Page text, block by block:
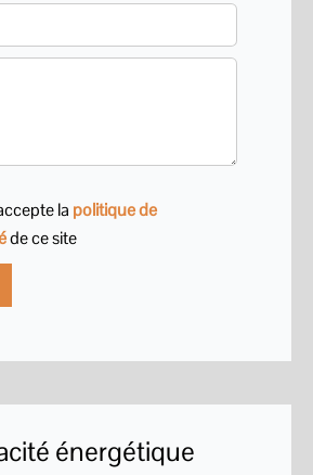
la politique de
de ce site
énergétique